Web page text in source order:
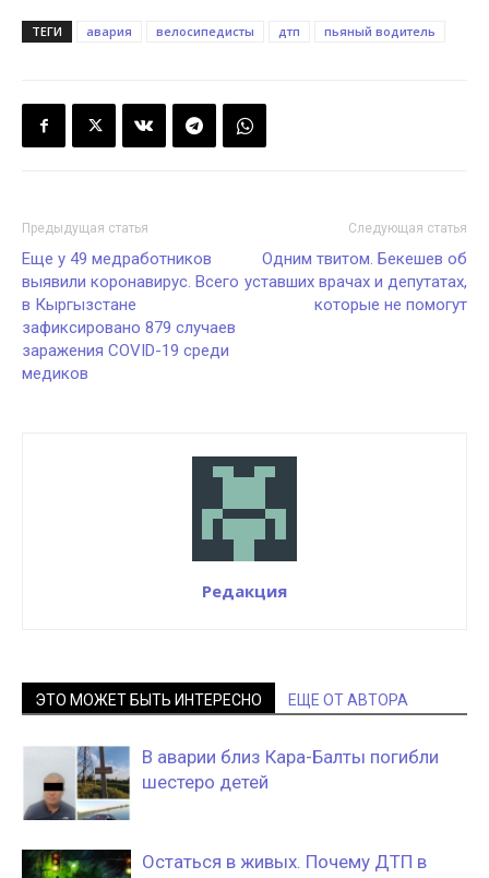
ТЕГИ авария велосипедисты дтп пьяный водитель
Предыдущая статья
Еще у 49 медработников
выявили коронавирус. Всего
в Кыргызстане
зафиксировано 879 случаев
заражения COVID-19 среди
медиков
Следующая статья
Одним твитом. Бекешев об
уставших врачах и депутатах,
которые не помогут
Редакция
ЭТО МОЖЕТ БЫТЬ ИНТЕРЕСНО ЕЩЕ ОТ АВТОРА
В аварии близ Кара-Балты погибли
шестеро детей
Остаться в живых. Почему ДТП в